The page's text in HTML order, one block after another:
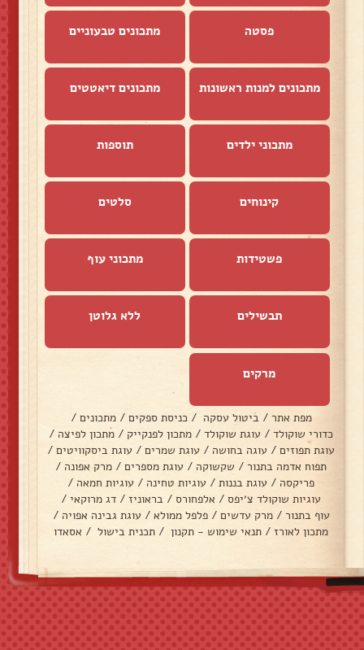
פסטה מתכונים טבעוניים
מתכונים למנות ראשונות מתכונים דיאטטים
מתכוני ילדים תוספות
קינוחים סלטים
פשטידות מתכוני עוף
תבשילים ללא גלוטן
מרקים
מפת אתר / ביטול עסקה / כניסת ספקים / מתכונים /
כדורי שוקולד / עוגת שוקולד / מתכון לפנקייק / מתכון לפיצה /
עוגת תפוזים / עוגה בחושה / עוגת שמרים / עוגת ביסקוויטים /
תפוח אדמה בתנור / שקשוקה / עוגת מספרים / מרק אפונה /
פריקסה / עוגת בננות / עוגיות טחינה / עוגיות חמאה /
עוגיות שוקולד צ׳יפס / אלפחורס / בראוניז / דג מרוקאי /
עוף בתנור / מרק עדשים / פלפל ממולא / עוגת גבינה אפויה /
מתכון לאורז / תנאי שימוש - תקנון / תכנית בישול / אסאדו